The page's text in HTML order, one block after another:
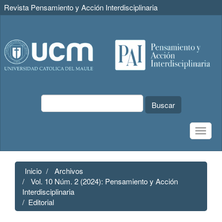
Revista Pensamiento y Acción Interdisciplinaria
Contenido
principal
Barra
lateral
Buscar
Toggle
Inicio
Archivos
Vol. 10 Núm. 2 (2024): Pensamiento y Acción
Interdisciplinaria
Editorial